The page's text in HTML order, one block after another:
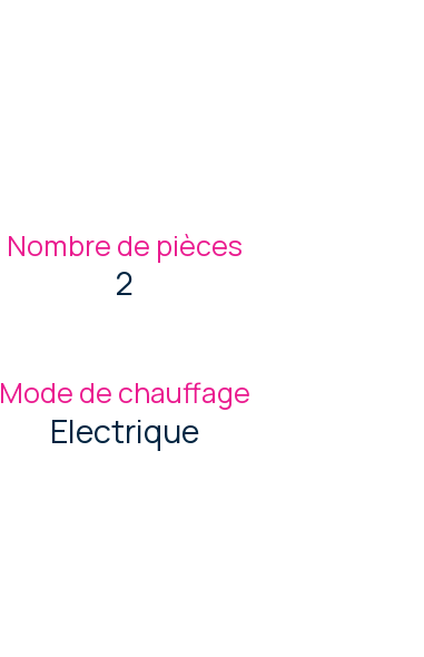
Nombre de pièces
2
Mode de chauffage
Electrique